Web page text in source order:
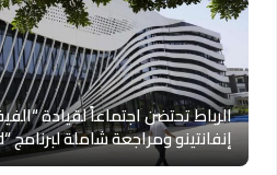
الرباط تحتضن اجتماعاً لقيادة
إنفانتينو ومراجعة شاملة لبرنامج “FIFA Forward”